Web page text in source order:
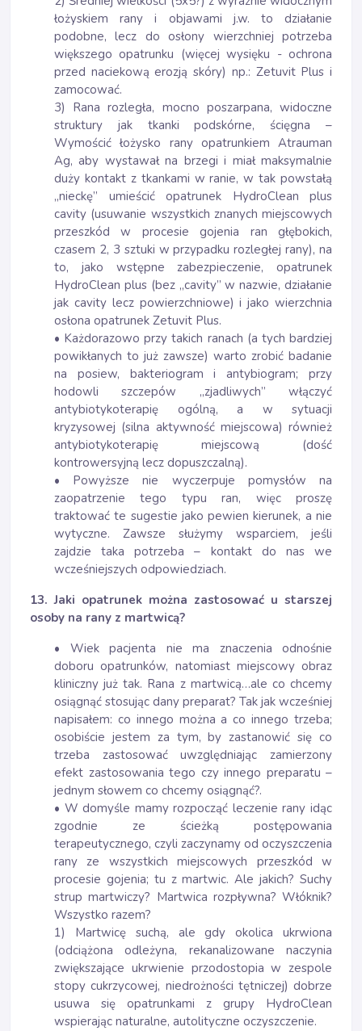
łożyskiem rany i objawami j.w. to działanie
podobne, lecz do osłony wierzchniej potrzeba
większego opatrunku (więcej wysięku - ochrona
przed naciekową erozją skóry) np.: Zetuvit Plus i
zamocować.
3) Rana rozległa, mocno poszarpana, widoczne
struktury jak tkanki podskórne, ścięgna –
Wymościć łożysko rany opatrunkiem Atrauman
Ag, aby wystawał na brzegi i miał maksymalnie
duży kontakt z tkankami w ranie, w tak powstałą
„nieckę” umieścić opatrunek HydroClean plus
cavity (usuwanie wszystkich znanych miejscowych
przeszkód w procesie gojenia ran głębokich,
czasem 2, 3 sztuki w przypadku rozległej rany), na
to, jako wstępne zabezpieczenie, opatrunek
HydroClean plus (bez „cavity” w nazwie, działanie
jak cavity lecz powierzchniowe) i jako wierzchnia
osłona opatrunek Zetuvit Plus.
• Każdorazowo przy takich ranach (a tych bardziej
powikłanych to już zawsze) warto zrobić badanie
na posiew, bakteriogram i antybiogram; przy
hodowli szczepów „zjadliwych” włączyć
antybiotykoterapię ogólną, a w sytuacji
kryzysowej (silna aktywność miejscowa) również
antybiotykoterapię miejscową (dość
kontrowersyjną lecz dopuszczalną).
• Powyższe nie wyczerpuje pomysłów na
zaopatrzenie tego typu ran, więc proszę
traktować te sugestie jako pewien kierunek, a nie
wytyczne. Zawsze służymy wsparciem, jeśli
zajdzie taka potrzeba – kontakt do nas we
wcześniejszych odpowiedziach.
13. Jaki opatrunek można zastosować u starszej
osoby na rany z martwicą?
• Wiek pacjenta nie ma znaczenia odnośnie
doboru opatrunków, natomiast miejscowy obraz
kliniczny już tak. Rana z martwicą…ale co chcemy
osiągnąć stosując dany preparat? Tak jak wcześniej
napisałem: co innego można a co innego trzeba;
osobiście jestem za tym, by zastanowić się co
trzeba zastosować uwzględniając zamierzony
efekt zastosowania tego czy innego preparatu –
jednym słowem co chcemy osiągnąć?.
• W domyśle mamy rozpocząć leczenie rany idąc
zgodnie ze ścieżką postępowania
terapeutycznego, czyli zaczynamy od oczyszczenia
rany ze wszystkich miejscowych przeszkód w
procesie gojenia; tu z martwic. Ale jakich? Suchy
strup martwiczy? Martwica rozpływna? Włóknik?
Wszystko razem?
1) Martwicę suchą, ale gdy okolica ukrwiona
(odciążona odleżyna, rekanalizowane naczynia
zwiększające ukrwienie przodostopia w zespole
stopy cukrzycowej, niedrożności tętniczej) dobrze
usuwa się opatrunkami z grupy HydroClean
wspierając naturalne, autolityczne oczyszczenie.